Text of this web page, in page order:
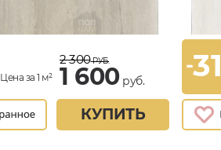
Цена за 1 м²
2 300РУБ.
1 600руб.
КУПИТЬ
-31